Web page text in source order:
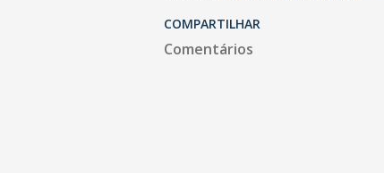
COMPARTILHAR
Comentários